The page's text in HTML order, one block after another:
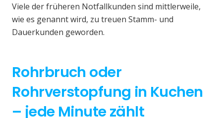
Viele der früheren Notfallkunden sind mittlerweile,
wie es genannt wird, zu treuen Stamm- und
Dauerkunden geworden.
Rohrbruch oder
Rohrverstopfung in Kuchen
– jede Minute zählt